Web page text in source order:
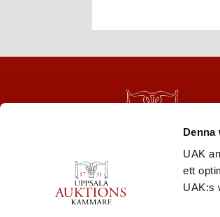
Denna
UAK
ett
UAK:s